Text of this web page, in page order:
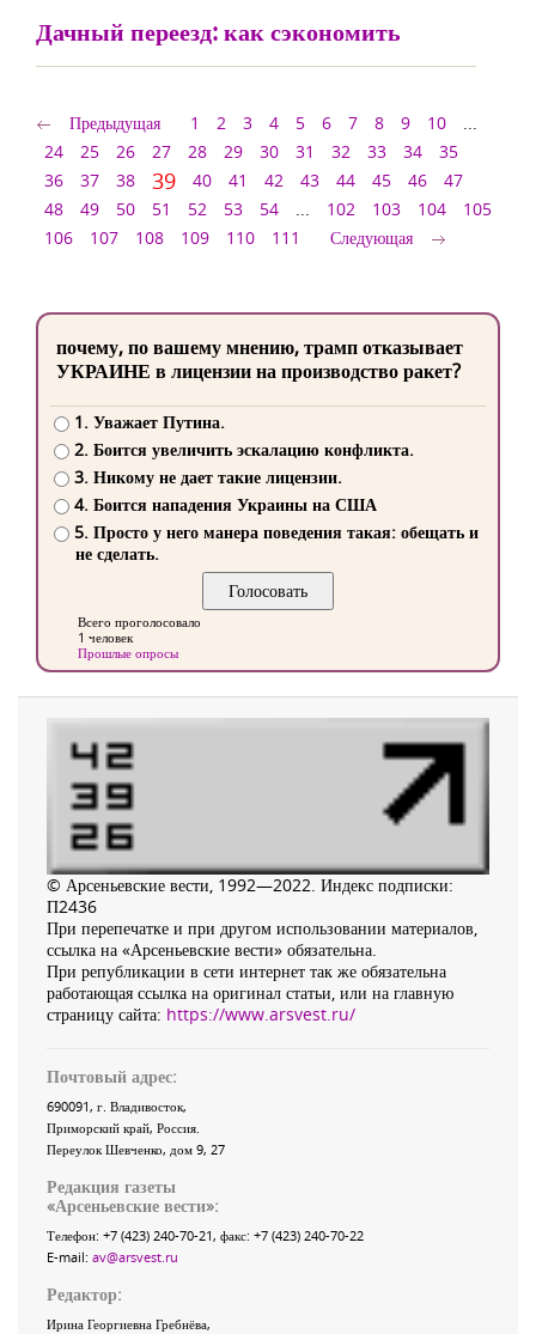
Дачный переезд: как сэкономить
Предыдущая 1 2 3 4 5 6 7 8 9 10
...
24
25 26 27 28 29 30 31 32 33 34
35
36
37 38 39 40 41 42 43 44 45 46
47
48
49 50 51 52 53 54 ... 102 103 104
105
106
107 108 109 110 111 Следующая
почему, по вашему мнению, трамп отказывает
УКРАИНЕ в лицензии на производство ракет?
1. Уважает Путина.
2. Боится увеличить эскалацию конфликта.
3. Никому не дает такие лицензии.
4. Боится нападения Украины на США
5. Просто у него манера поведения такая: обещать и
не сделать.
Всего проголосовало
1 человек
Прошлые опросы
© Арсеньевские вести, 1992—2022. Индекс подписки:
П2436
При перепечатке и при другом использовании материалов,
ссылка на «Арсеньевские вести» обязательна.
При републикации в сети интернет так же обязательна
работающая ссылка на оригинал статьи, или на главную
страницу сайта: https://www.arsvest.ru/
Почтовый адрес:
690091, г. Владивосток,
Приморский край, Россия
Переулок Шевченко, дом 9, 27
Редакция газеты
«Арсеньевские вести»:
Телефон: +7 (423) 240-70-21, факс: +7 (423) 240-70-22
E-mail: av@arsvest.ru
Редактор:
Ирина Георгиевна Гребнёва,